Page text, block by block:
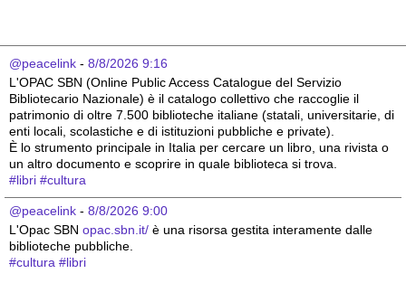
@peacelink - 8/8/2026 9:16
L'OPAC SBN (Online Public Access Catalogue del Servizio
Bibliotecario Nazionale) è il catalogo collettivo che raccoglie il
patrimonio di oltre 7.500 biblioteche italiane (statali, universitarie, di
enti locali, scolastiche e di istituzioni pubbliche e private).
È lo strumento principale in Italia per cercare un libro, una rivista o
un altro documento e scoprire in quale biblioteca si trova.
#libri #cultura
@peacelink - 8/8/2026 9:00
L'Opac SBN opac.sbn.it/ è una risorsa gestita interamente dalle
biblioteche pubbliche.
#cultura #libri